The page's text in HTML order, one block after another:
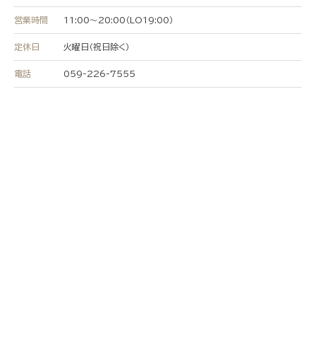
できる情報（個人識別情報）を指しま
第2条（個人情報の収集方法）
営業時間 11:00〜20:00（LO19:00）
定休日 火曜日（祝日除く）
電話 059-226-7555